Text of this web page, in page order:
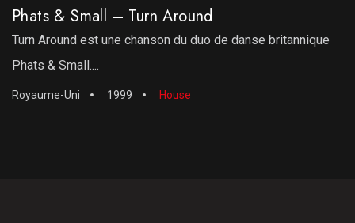
Phats & Small – Turn Around
Turn Around est une chanson du duo de danse britannique
Phats & Small....
Royaume-Uni 1999 House